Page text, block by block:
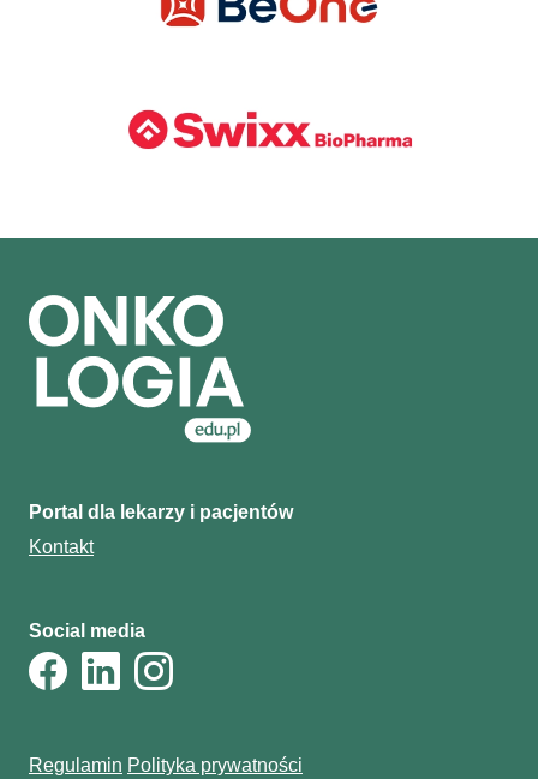
Portal dla lekarzy i pacjentów
Kontakt
Social media
Regulamin Polityka prywatności